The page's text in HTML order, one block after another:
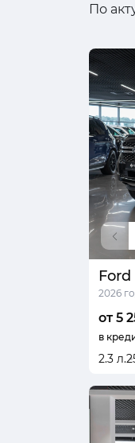
По
2026
от 5
в
2.3 л.